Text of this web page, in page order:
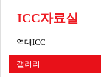
ICC자료실
역대ICC
갤러리